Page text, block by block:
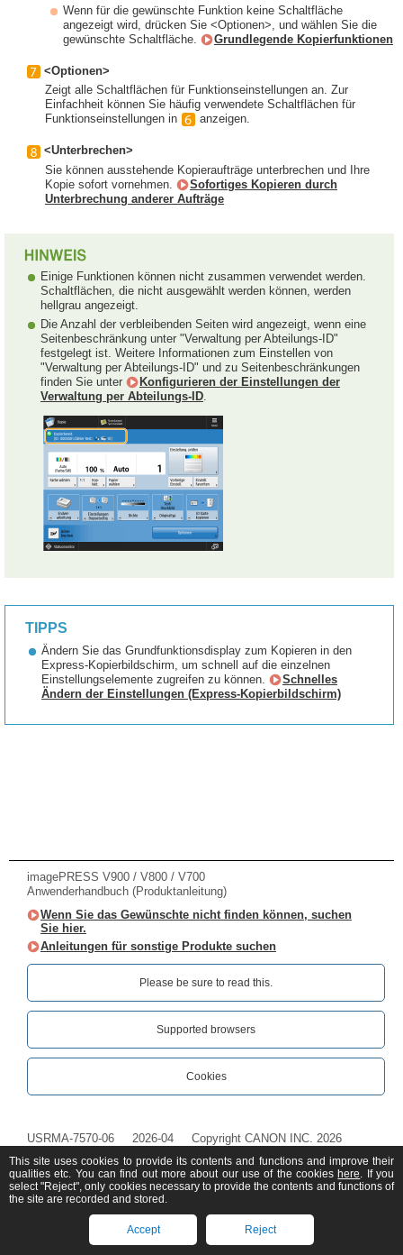
Wenn für die gewünschte Funktion keine Schaltfläche
angezeigt wird, drücken Sie <Optionen>, und wählen Sie die
gewünschte Schaltfläche.
Grundlegende Kopierfunktionen
<Optionen>
Zeigt alle Schaltflächen für Funktionseinstellungen an. Zur
Einfachheit können Sie häufig verwendete Schaltflächen für
Funktionseinstellungen in
anzeigen.
<Unterbrechen>
Sie können ausstehende Kopieraufträge unterbrechen und Ihre
Kopie sofort vornehmen.
Sofortiges Kopieren durch
Unterbrechung anderer Aufträge
Einige Funktionen können nicht zusammen verwendet werden.
Schaltflächen, die nicht ausgewählt werden können, werden
hellgrau angezeigt.
Die Anzahl der verbleibenden Seiten wird angezeigt, wenn eine
Seitenbeschränkung unter "Verwaltung per Abteilungs-ID"
festgelegt ist. Weitere Informationen zum Einstellen von
"Verwaltung per Abteilungs-ID" und zu Seitenbeschränkungen
finden Sie unter
Konfigurieren der Einstellungen der
Verwaltung per Abteilungs-ID
TIPPS
Ändern Sie das Grundfunktionsdisplay zum Kopieren in den
Express-Kopierbildschirm, um schnell auf die einzelnen
Einstellungselemente zugreifen zu können.
Schnelles
Ändern der Einstellungen (Express-Kopierbildschirm)
imagePRESS V900 / V800 / V700
Anwenderhandbuch (Produktanleitung)
Wenn Sie das Gewünschte nicht finden können, suchen
Sie hier.
Anleitungen für sonstige Produkte suchen
Please be sure to read this.‎
Supported browsers
Cookies
USRMA-7570-06 2026-04 Copyright CANON INC. 2026
This site uses cookies to provide its contents and functions and improve their
qualities etc. You can find out more about our use of the cookies here. If you
select "Reject", only cookies necessary to provide the contents and functions of
the site are recorded and stored.
Accept Reject